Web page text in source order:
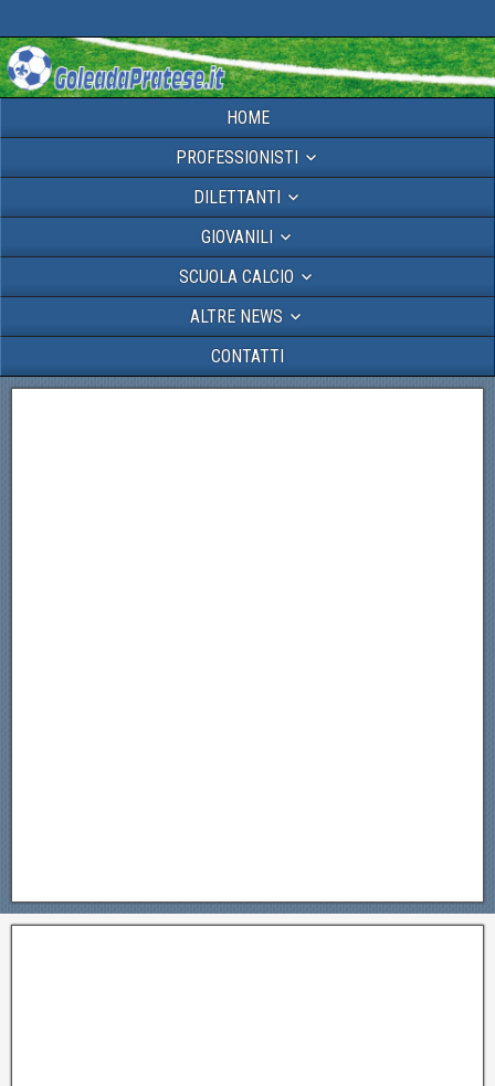
HOME
PROFESSIONISTI
DILETTANTI
GIOVANILI
SCUOLA CALCIO
ALTRE NEWS
CONTATTI